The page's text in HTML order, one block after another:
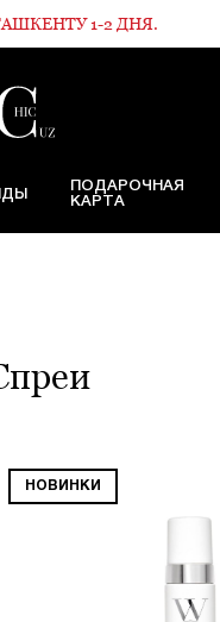
1-2 ДНЯ.
ПОДАРОЧНАЯ
КАРТА
НОВИНКИ